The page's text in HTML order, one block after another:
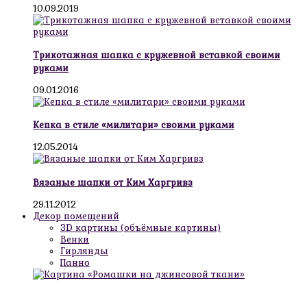
10.09.2019
Трикотажная шапка с кружевной вставкой своими
руками
09.01.2016
Кепка в стиле «милитари» своими руками
12.05.2014
Вязаные шапки от Ким Харгривз
29.11.2012
Декор помещений
3D картины (объёмные картины)
Венки
Гирлянды
Панно